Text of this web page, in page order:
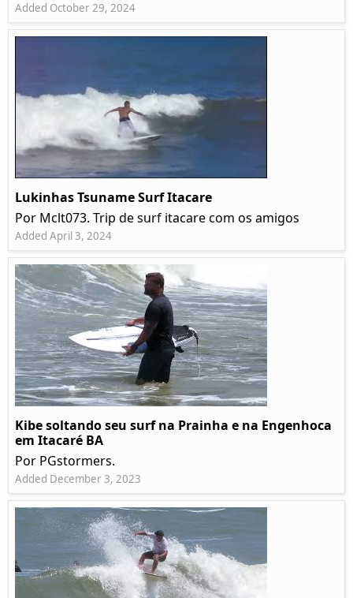
Added October 29, 2024
Lukinhas Tsuname Surf Itacare
Por Mclt073. Trip de surf itacare com os amigos
Added April 3, 2024
Kibe soltando seu surf na Prainha e na Engenhoca
em Itacaré BA
Por PGstormers.
Added December 3, 2023